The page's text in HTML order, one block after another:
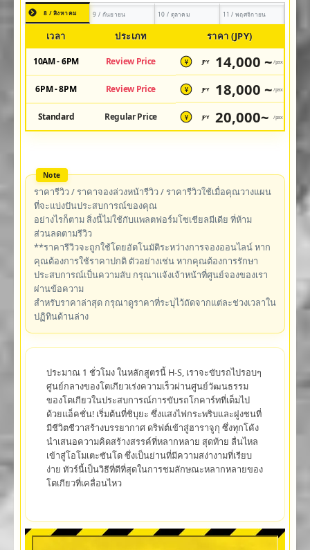
8 / สิงหาคม 9 / กันยายน 10 / ตุลาคม 11 / พฤศจิกายน
เวลา ประเภท ราคา (JPY)
10AM - 6PM Review Price ¥ JPY 14,000 ~ /pax
6PM - 8PM Review Price ¥ JPY 18,000 ~ /pax
Standard Regular Price ¥ JPY 20,000~ /pax
ราคารีวิว / ราคาจองล่วงหน้ารีวิว / ราคารีวิวใช้เมื่อคุณวางแผน
ที่จะแบ่งปันประสบการณ์ของคุณ
อย่างไรก็ตาม สิ่งนี้ไม่ใช้กับแพลตฟอร์มโซเชียลมีเดีย ที่ห้าม
ส่วนลดตามรีวิว
**ราคารีวิวจะถูกใช้โดยอัตโนมัติระหว่างการจองออนไลน์ หาก
คุณต้องการใช้ราคาปกติ ตัวอย่างเช่น หากคุณต้องการรักษา
ประสบการณ์เป็นความลับ กรุณาแจ้งเจ้าหน้าที่ศูนย์จองของเรา
ผ่านข้อความ
สำหรับราคาล่าสุด กรุณาดูราคาที่ระบุไว้ถัดจากแต่ละช่วงเวลาใน
ปฏิทินด้านล่าง
ประมาณ 1 ชั่วโมง ในหลักสูตรนี้ H-S, เราจะขับรถไปรอบๆ
ศูนย์กลางของโตเกียวเร่งความเร็วผ่านศูนย์วัฒนธรรม
ของโตเกียวในประสบการณ์การขับรถโกคาร์ทที่เต็มไป
ด้วยแอ็คชั่น! เริ่มต้นที่ชิบุยะ ซึ่งแสงไฟกระพริบและฝูงชนที่
มีชีวิตชีวาสร้างบรรยากาศ ดริฟต์เข้าสู่ฮาราจูกุ ซึ่งทุกโค้ง
นำเสนอความคิดสร้างสรรค์ที่หลากหลาย สุดท้าย ลื่นไหล
เข้าสู่โอโมเตะซันโด ซึ่งเป็นย่านที่มีความสง่างามที่เรียบ
ง่าย ทัวร์นี้เป็นวิธีที่ดีที่สุดในการชมลักษณะหลากหลายของ
โตเกียวที่เคลื่อนไหว